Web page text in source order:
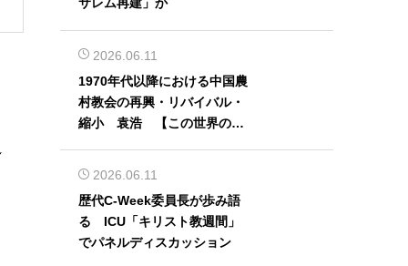
2026.06.11
1970年代以降における中国農
村教会の再興・リバイバル・
縮小 袁浩 【この世界の片
2026.06.11
歴代C-Week委員長が歩み語
る ICU「キリスト教週間」
でパネルディスカッション